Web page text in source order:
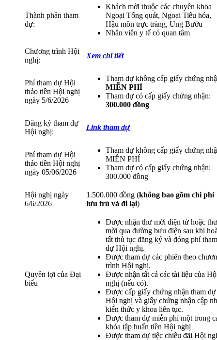
Thành phần tham
dự:
Khách mời thuộc các chuyên khoa
Ngoại Tổng quát, Ngoại Tiêu hóa,
Hậu môn trực tràng, Ung Bướu
Nhân viên y tế có quan tâm
Chương trình Hội
nghị:
Xem chi tiết
Phí tham dự Hội
thảo tiền Hội nghị
ngày 5/6/2026
Tham dự không cấp giấy chứng
MIỄN PHÍ
Tham dự có cấp giấy chứng nhận:
300.000 đồng
Đăng ký tham dự
Hội nghị:
Link tham dự
Phí tham dự Hội
thảo tiền Hội nghị
ngày 05/06/2026
Tham dự không cấp giấy chứng
MIỄN PHÍ
Tham dự có cấp giấy chứng nhận:
300.000 đồng
Hội nghị ngày
6/6/2026
1.500.000 đồng (không bao gồm chi phí
lưu trú và đi lại)
Quyền lợi của Đại
biểu
Được nhận thư mời điện tử hoặc thư
mời qua đường bưu điện sau khi
tất thủ tục đăng ký và đóng phí tham
dự Hội nghị.
Được tham dự các phiên theo
trình Hội nghị.
Được nhận tất cả các tài liệu của
nghị (nếu có).
Được cấp giấy chứng nhận tham dự
Hội nghị và giấy chứng nhận cập
kiến thức y khoa liên tục.
Được tham dự miễn phí một trong
khóa tập huấn tiền Hội nghị
Được tham dự tiệc chiêu đãi Hội